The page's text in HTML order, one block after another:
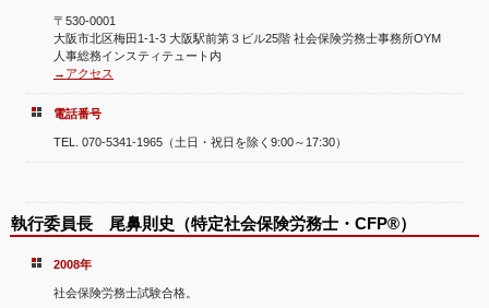
〒530-0001
大阪市北区梅田1-1-3 大阪駅前第３ビル25階 社会保険労務士事務所OYM
人事総務インスティテュート内
→アクセス
電話番号
TEL. 070-5341-1965（土日・祝日を除く9:00～17:30）
執行委員長 尾鼻則史（特定社会保険労務士・CFP®）
2008年
社会保険労務士試験合格。